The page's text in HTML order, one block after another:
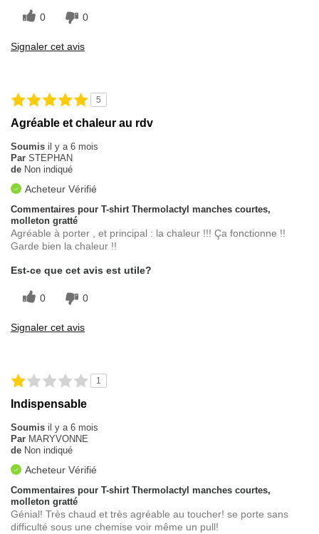
0 0
Signaler cet avis
5
Agréable et chaleur au rdv
Soumis il y a 6 mois
Par STEPHAN
de Non indiqué
Acheteur Vérifié
Commentaires pour T-shirt Thermolactyl manches courtes,
molleton gratté
Agréable à porter , et principal : la chaleur !!! Ça fonctionne !!
Garde bien la chaleur !!
Est-ce que cet avis est utile?
0 0
Signaler cet avis
1
Indispensable
Soumis il y a 6 mois
Par MARYVONNE
de Non indiqué
Acheteur Vérifié
Commentaires pour T-shirt Thermolactyl manches courtes,
molleton gratté
Génial! Très chaud et très agréable au toucher! se porte sans
difficulté sous une chemise voir même un pull!